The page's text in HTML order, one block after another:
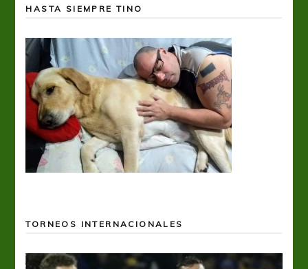
HASTA SIEMPRE TINO
TORNEOS INTERNACIONALES